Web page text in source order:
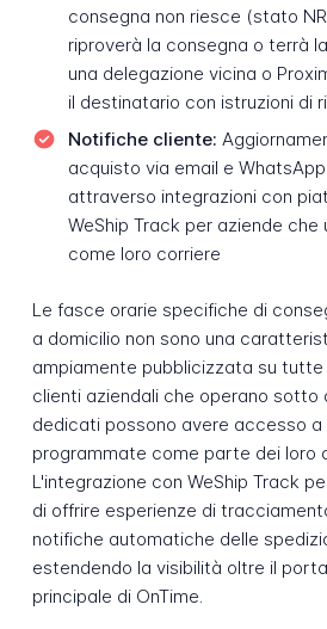
consegna non riesce (stato
riproverà la consegna o terrà
una delegazione vicina o
il destinatario con istruzioni di
Notifiche cliente:
acquisto via email e
attraverso integrazioni con
WeShip Track per aziende che
come loro corriere
Le fasce orarie specifiche di
a domicilio non sono una
ampiamente pubblicizzata su tutte
clienti aziendali che operano sotto
dedicati possono avere accesso
programmate come parte dei loro
L'integrazione con WeShip Track
di offrire esperienze di
notifiche automatiche delle
estendendo la visibilità oltre il
principale di OnTime.